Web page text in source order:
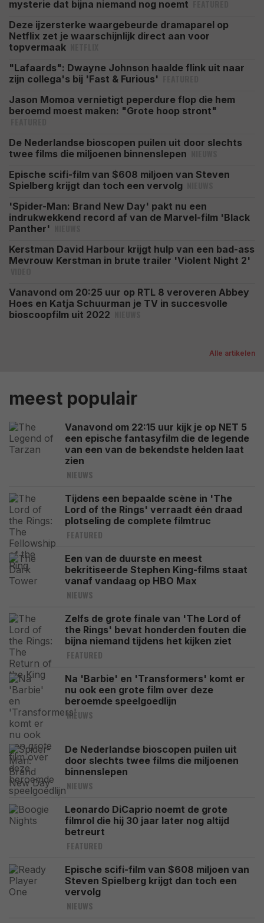
mysterie dat bijna niemand nog noemt
Deze ijzersterke waargebeurde dramaparel op
Netflix zet je waarschijnlijk direct aan voor
topvermaak
"Lafaards": Dwayne Johnson haalde flink uit naar
zijn collega's bij 'Fast & Furious'
Jason Momoa vernietigt peperdure flop die hem
beroemd moest maken: "Grote hoop stront"
De Nederlandse bioscopen puilen uit door slechts
twee films die miljoenen binnenslepen
Epische scifi-film van $608 miljoen van Steven
Spielberg krijgt dan toch een vervolg
'Spider-Man: Brand New Day' pakt nu een
indrukwekkend record af van de Marvel-film 'Black
Panther'
Kerstman David Harbour krijgt hulp van een bad-ass
Mevrouw Kerstman in brute trailer 'Violent Night 2'
Vanavond om 20:25 uur op RTL 8 veroveren Abbey
Hoes en Katja Schuurman je TV in succesvolle
bioscoopfilm uit 2022
Alle artikelen
meest populair
Vanavond om 22:15 uur kijk je op NET 5
een epische fantasyfilm die de legende
van een van de bekendste helden laat
zien
NIEUWS
Tijdens een bepaalde scène in 'The
Lord of the Rings' verraadt één draad
plotseling de complete filmtruc
FEATURED
Een van de duurste en meest
bekritiseerde Stephen King-films staat
vanaf vandaag op HBO Max
NIEUWS
Zelfs de grote finale van 'The Lord of
the Rings' bevat honderden fouten die
bijna niemand tijdens het kijken ziet
FEATURED
Na 'Barbie' en 'Transformers' komt er
nu ook een grote film over deze
beroemde speelgoedlijn
NIEUWS
De Nederlandse bioscopen puilen uit
door slechts twee films die miljoenen
binnenslepen
NIEUWS
Leonardo DiCaprio noemt de grote
filmrol die hij 30 jaar later nog altijd
betreurt
FEATURED
Epische scifi-film van $608 miljoen van
Steven Spielberg krijgt dan toch een
vervolg
NIEUWS